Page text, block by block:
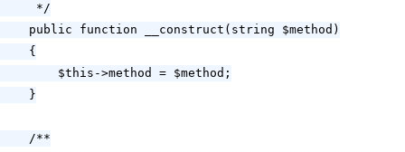
     */
    public function __construct(string $method)
    {
        $this->method = $method;
    }
    /**